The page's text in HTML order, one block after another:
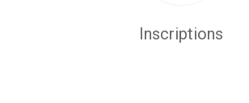
Inscriptions